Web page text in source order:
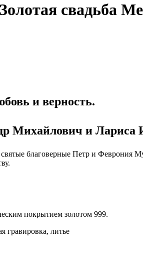
свадьба
и верность.
Михайлович и Лариса
благоверные Петр и Феврония
покрытием золотом 999.
гравировка, литье